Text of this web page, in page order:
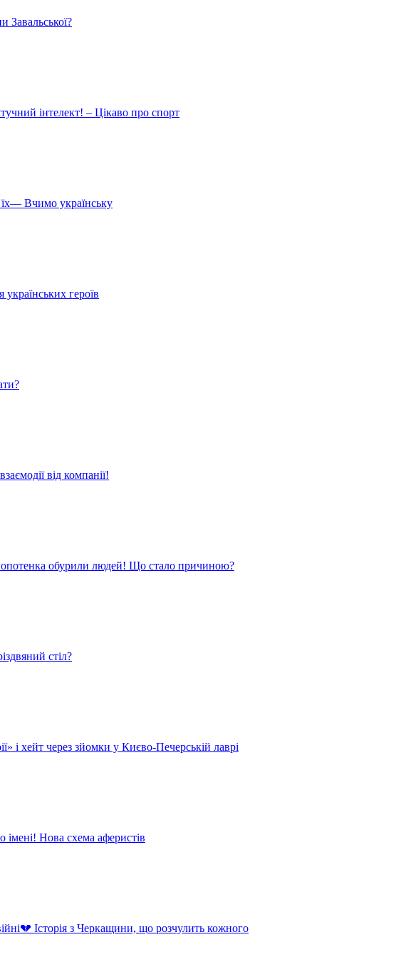
Завальської?
інтелект! – Цікаво про спорт
їх— Вчимо українську
героїв
від компанії!
обурили людей! Що стало причиною?
стіл?
і хейт через зйомки у Києво-Печерській лаврі
Нова схема аферистів
Історія з Черкащини, що розчулить кожного